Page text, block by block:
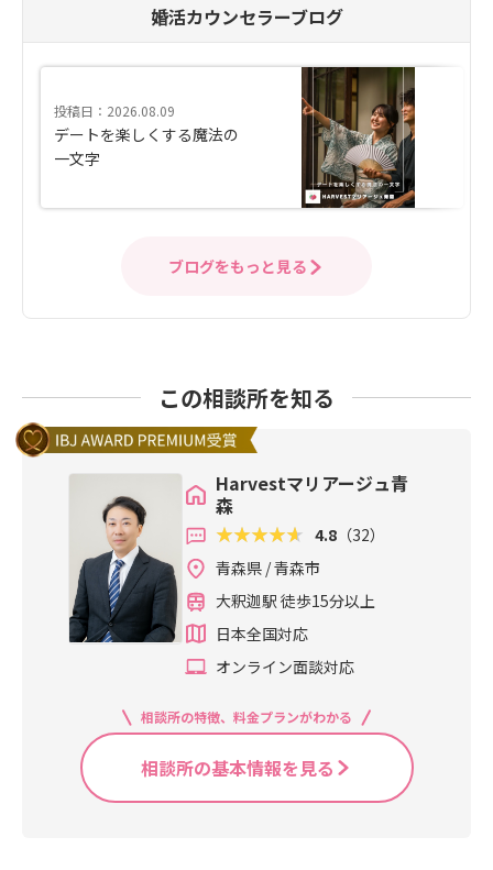
婚活カウンセラーブログ
投稿日：2026.08.09
デートを楽しくする魔法の
一文字
ブログをもっと見る
この相談所を知る
Harvestマリアージュ青
森
4.8 （32）
青森県 / 青森市
大釈迦駅 徒歩15分以上
日本全国対応
オンライン面談対応
相談所の特徴、料金プランがわかる
相談所の基本情報を見る